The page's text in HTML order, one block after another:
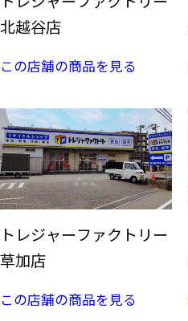
北越谷店
この店舗の商品を見る
トレジャーファクトリー
草加店
この店舗の商品を見る